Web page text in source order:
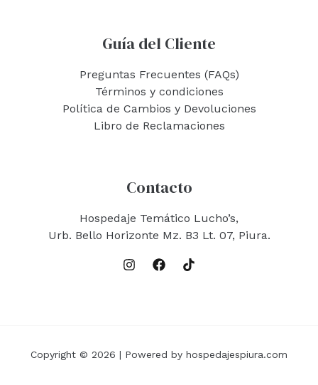
Guía del Cliente
Preguntas Frecuentes (FAQs)
Términos y condiciones
Política de Cambios y Devoluciones
Libro de Reclamaciones
Contacto
Hospedaje Temático Lucho’s,
Urb. Bello Horizonte Mz. B3 Lt. 07, Piura.
Copyright © 2026 | Powered by hospedajespiura.com